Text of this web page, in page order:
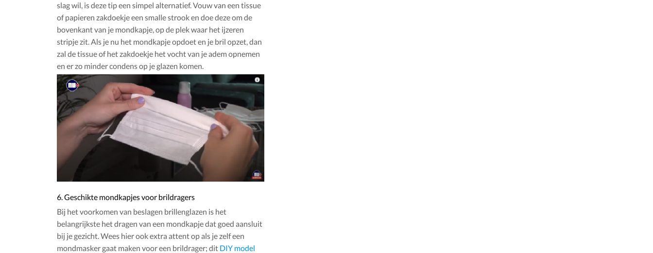
slag wil, is deze tip een simpel alternatief. Vouw van een tissue
of papieren zakdoekje een smalle strook en doe deze om de
bovenkant van je mondkapje, op de plek waar het ijzeren
stripje zit. Als je nu het mondkapje opdoet en je bril opzet, dan
zal de tissue of het zakdoekje het vocht van je adem opnemen
en er zo minder condens op je glazen komen.
6. Geschikte mondkapjes voor brildragers
Bij het voorkomen van beslagen brillenglazen is het
belangrijkste het dragen van een mondkapje dat goed aansluit
bij je gezicht. Wees hier ook extra attent op als je zelf een
mondmasker gaat maken voor een brildrager; dit DIY model